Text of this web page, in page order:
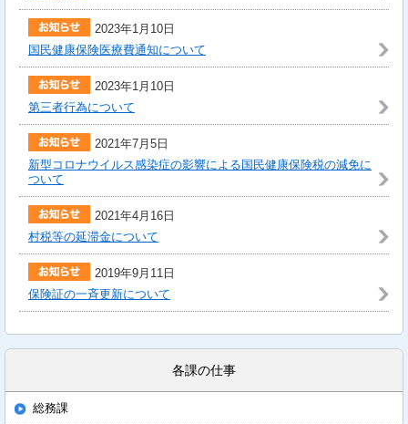
2023年1月10日
国民健康保険医療費通知について
2023年1月10日
第三者行為について
2021年7月5日
新型コロナウイルス感染症の影響による国民健康保険税の減免に
ついて
2021年4月16日
村税等の延滞金について
2019年9月11日
保険証の一斉更新について
各課の仕事
総務課